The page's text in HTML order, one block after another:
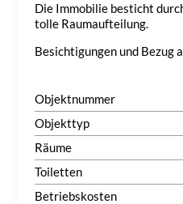
Die Immobilie besticht
tolle Raumaufteilung.
Besichtigungen und Bezug
Objektnummer
Objekttyp
Räume
Toiletten
Betriebskosten